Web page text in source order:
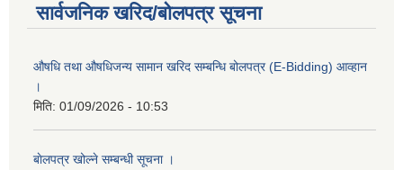
सार्वजनिक खरिद/बोलपत्र सूचना
औषधि तथा औषधिजन्य सामान खरिद सम्बन्धि बोलपत्र (E-Bidding) आव्हान
।
मिति: 01/09/2026 - 10:53
बाेलपत्र खोल्ने सम्बन्धी सूचना ।